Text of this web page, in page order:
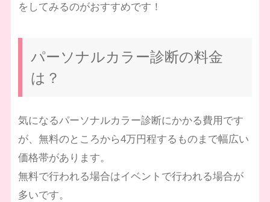
をしてみるのがおすすめです！
パーソナルカラー診断の料金
は？
気になるパーソナルカラー診断にかかる費用です
が、無料のところから4万円程するものまで幅広い
価格帯があります。
無料で行われる場合はイベントで行われる場合が
多いです。